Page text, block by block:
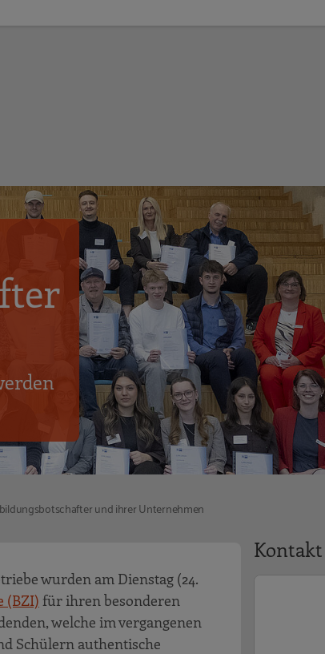
und ihrer Unternehmen
wurden am Dienstag (24.
(BZI) für ihren besonderen
welche im vergangenen
Schülern authentische
Kontakt